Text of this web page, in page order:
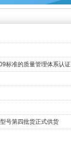
标准的质量管理体系认证
号第四批货正式供货